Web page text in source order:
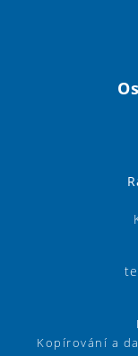
Kopírování a